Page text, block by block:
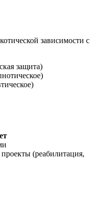
зависимости с
защита)
(реабилитация,